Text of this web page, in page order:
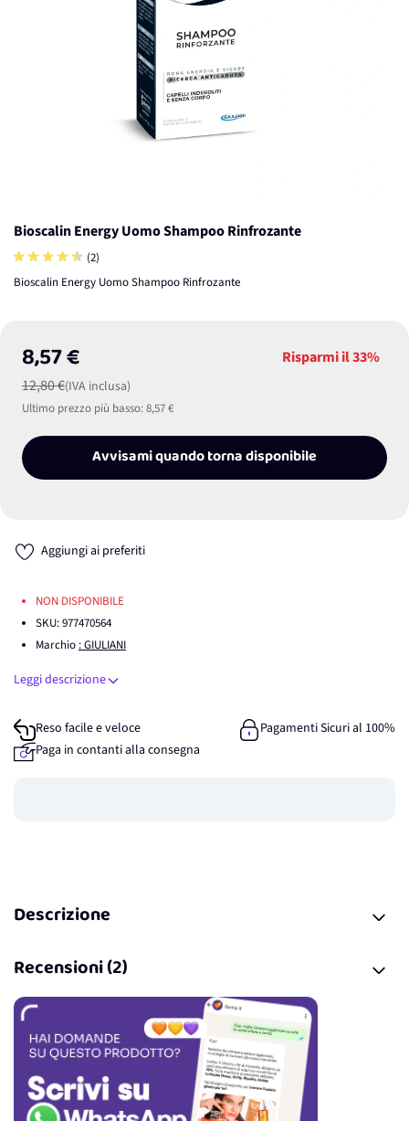
Bioscalin Energy Uomo Shampoo Rinfrozante
(2)
Bioscalin Energy Uomo Shampoo Rinfrozante
8,57 €
12,80 €(IVA inclusa)
Risparmi il33%
Ultimo prezzo più basso:8,57 €
Avvisami quando torna disponibile
Aggiungi ai preferiti
NON DISPONIBILE
SKU:977470564
Marchio : GIULIANI
Leggi descrizione
Reso facile e veloce
Pagamenti Sicuri al 100%
Paga in contanti alla consegna
Descrizione
Recensioni (2)